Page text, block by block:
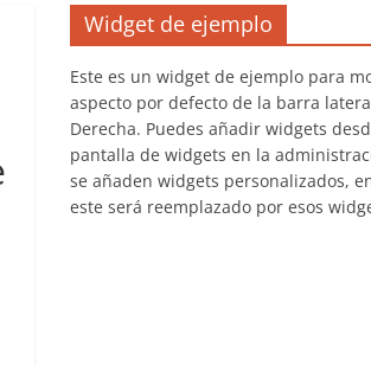
Widget de ejemplo
Este es un widget de ejemplo para
aspecto por defecto de la barra
Derecha. Puedes añadir widgets
pantalla de widgets en la
se añaden widgets personalizados,
este será reemplazado por esos